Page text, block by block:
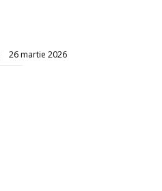
26 martie 2026